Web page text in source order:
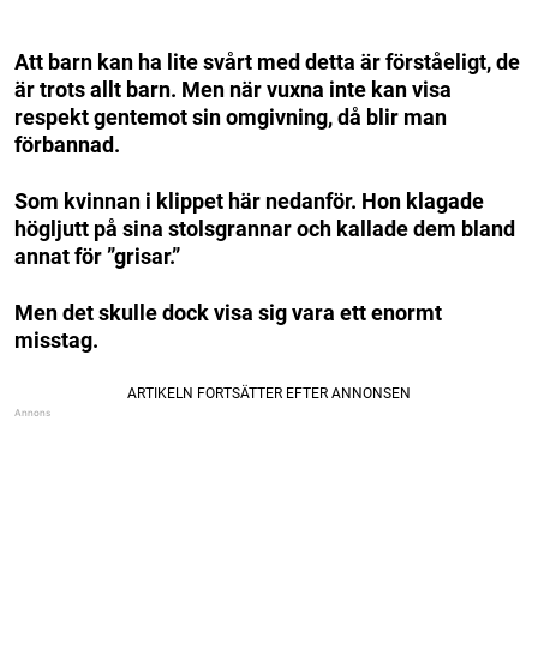
Att barn kan ha lite svårt med detta är förståeligt, de
är trots allt barn. Men när vuxna inte kan visa
respekt gentemot sin omgivning, då blir man
förbannad.
Som kvinnan i klippet här nedanför. Hon klagade
högljutt på sina stolsgrannar och kallade dem bland
annat för ”grisar.”
Men det skulle dock visa sig vara ett enormt
misstag.